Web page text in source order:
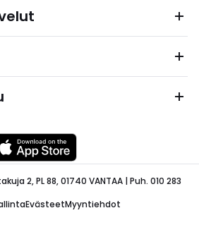
2, PL 88, 01740 VANTAA | Puh. 010 283
EvästeetMyyntiehdot